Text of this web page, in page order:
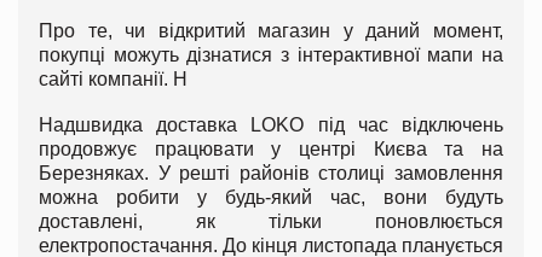
Про те, чи відкритий магазин у даний момент,
покупці можуть дізнатися з інтерактивної мапи на
сайті компанії. Н
Надшвидка доставка LOKO під час відключень
продовжує працювати у центрі Києва та на
Березняках. У решті районів столиці замовлення
можна робити у будь-який час, вони будуть
доставлені, як тільки поновлюється
електропостачання. До кінця листопада планується